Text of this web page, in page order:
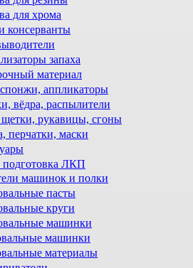
для хрома
консерванты
запаха
материал
аппликаторы
вёдра, распылители
рукавицы, сгоны
перчатки, маски
ЛКП
машинок и полки
пасты
круги
машинки
машинки
материалы